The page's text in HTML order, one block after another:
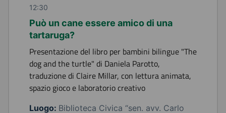
12:30
Può un cane essere amico di una
tartaruga?
Presentazione del libro per bambini bilingue "The
dog and the turtle" di Daniela Parotto,
traduzione di Claire Millar, con lettura animata,
spazio gioco e laboratorio creativo
Luogo: Biblioteca Civica “sen. avv. Carlo